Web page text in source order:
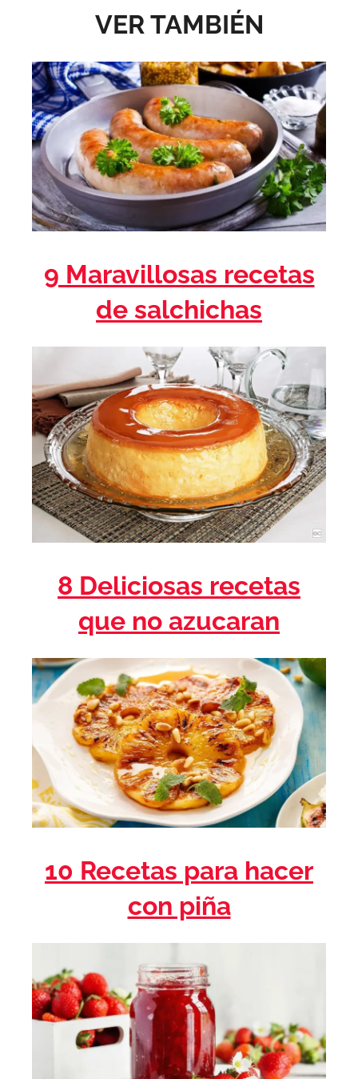
VER TAMBIÉN
9 Maravillosas recetas
de salchichas
8 Deliciosas recetas
que no azucaran
10 Recetas para hacer
con piña